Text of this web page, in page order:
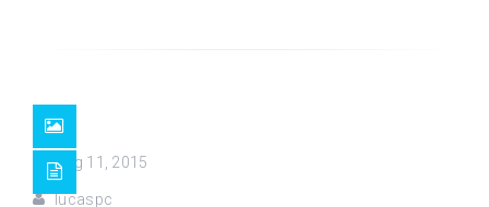
Aug 11, 2015
lucaspc